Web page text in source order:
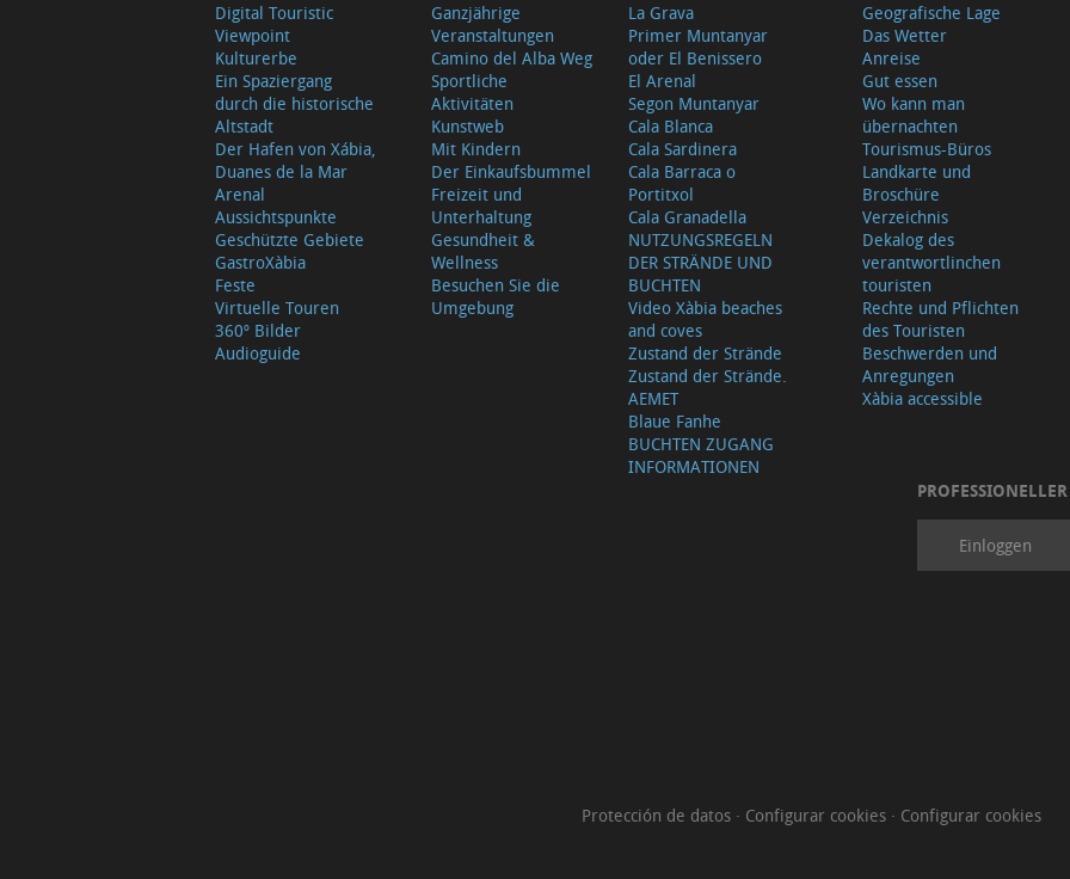
Digital Touristic
Viewpoint
Kulturerbe
Ein Spaziergang
durch die historische
Altstadt
Der Hafen von Xábia,
Duanes de la Mar
Arenal
Aussichtspunkte
Geschützte Gebiete
GastroXàbia
Feste
Virtuelle Touren
360º Bilder
Audioguide
Ganzjährige
Veranstaltungen
Camino del Alba Weg
Sportliche
Aktivitäten
Kunstweb
Mit Kindern
Der Einkaufsbummel
Freizeit und
Unterhaltung
Gesundheit &
Wellness
Besuchen Sie die
Umgebung
La Grava
Primer Muntanyar
oder El Benissero
El Arenal
Segon Muntanyar
Cala Blanca
Cala Sardinera
Cala Barraca o
Portitxol
Cala Granadella
NUTZUNGSREGELN
DER STRÄNDE UND
BUCHTEN
Video Xàbia beaches
and coves
Zustand der Strände
Zustand der Strände.
AEMET
Blaue Fanhe
BUCHTEN ZUGANG
INFORMATIONEN
Geografische Lage
Das Wetter
Anreise
Gut essen
Wo kann man
übernachten
Tourismus-Büros
Landkarte und
Broschüre
Verzeichnis
Dekalog des
verantwortlinchen
touristen
Rechte und Pflichten
des Touristen
Beschwerden und
Anregungen
Xàbia accessible
Einloggen
Protección de datos · Configurar cookies · Configurar cookies